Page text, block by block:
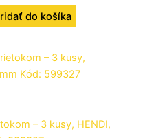
do košíka
– 3 kusy, HENDI,